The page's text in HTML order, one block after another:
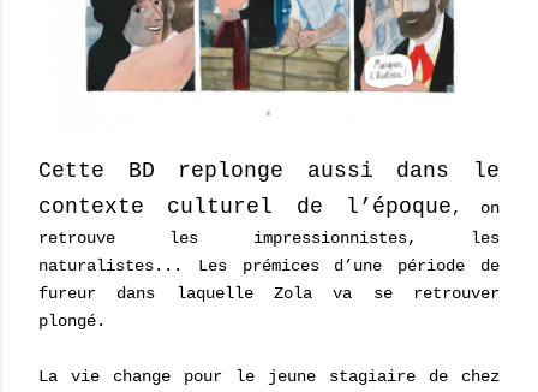
Cette BD replonge aussi dans le
contexte culturel de l’époque, on
retrouve les impressionnistes, les
naturalistes... Les prémices d’une période de
fureur dans laquelle Zola va se retrouver
plongé.
La vie change pour le jeune stagiaire de chez